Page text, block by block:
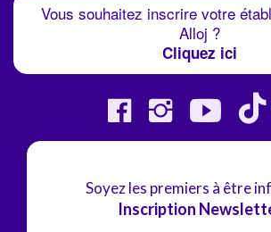
Vous souhaitez inscrire votre
Alloj ?
Cliquez ici
Soyez les premiers à être
Inscription